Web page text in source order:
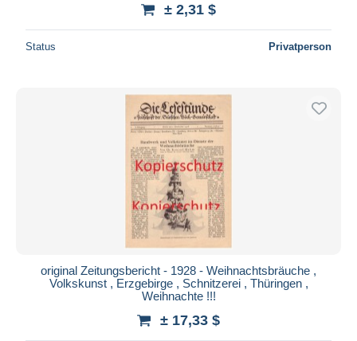
± 2,31 $
Status Privatperson
original Zeitungsbericht - 1928 - Weihnachtsbräuche ,
Volkskunst , Erzgebirge , Schnitzerei , Thüringen ,
Weihnachte !!!
± 17,33 $